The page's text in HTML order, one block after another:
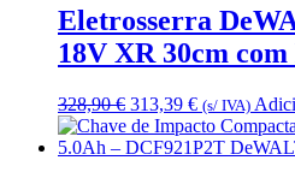
99,00 €.93,50 €.
Eletrosserra
18V XR 30cm
328,90€ O
preço
original
313,39 €O
preço
atual
(s/ IVA)